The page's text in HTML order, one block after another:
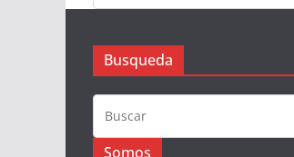
Busqueda
Somos